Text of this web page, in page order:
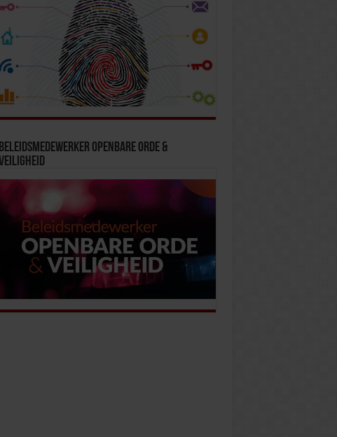
Beleidsmedewerker Openbare Orde &
Veiligheid